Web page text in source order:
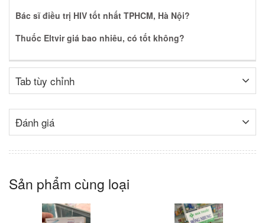
Bác sĩ điều trị HIV tốt nhất TPHCM, Hà Nội?
Thuốc Eltvir giá bao nhiêu, có tốt không?
Tab tùy chỉnh
Đánh giá
Sản phẩm cùng loại